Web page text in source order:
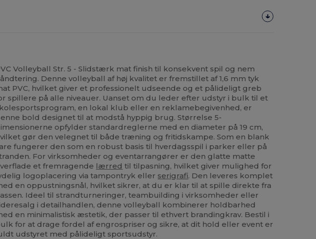
Volleyball Str. 5 - Slidstærk mat finish til konsekvent spil og nem
Denne volleyball af høj kvalitet er fremstillet af 1,6 mm tyk
PVC, hvilket giver et professionelt udseende og et pålideligt greb
spillere på alle niveauer. Uanset om du leder efter udstyr i bulk til et
en lokal klub eller en reklamebegivenhed, er
bold designet til at modstå hyppig brug. Størrelse 5-
opfylder standardreglerne med en diameter på 19 cm,
gør den velegnet til både træning og fritidskampe. Som en blank
fungerer den som en robust basis til hverdagsspil i parker eller på
For virksomheder og eventarrangører er den glatte matte
et fremragende lærred til tilpasning, hvilket giver mulighed for
logoplacering via tampontryk eller serigrafi. Den leveres komplet
en oppustningsnål, hvilket sikrer, at du er klar til at spille direkte fra
Ideel til strandturneringer, teambuilding i virksomheder eller
i detailhandlen, denne volleyball kombinerer holdbarhed
en minimalistisk æstetik, der passer til ethvert brandingkrav. Bestil i
for at drage fordel af engrospriser og sikre, at dit hold eller event er
udstyret med pålideligt sportsudstyr.